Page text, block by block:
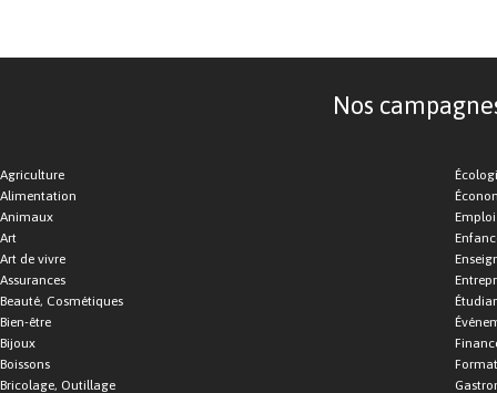
Nos
Agriculture
Alimentation
Animaux
Art
Art de vivre
Assurances
Beauté, Cosmétiques
Bien-être
Bijoux
Boissons
Bricolage, Outillage
Emploi